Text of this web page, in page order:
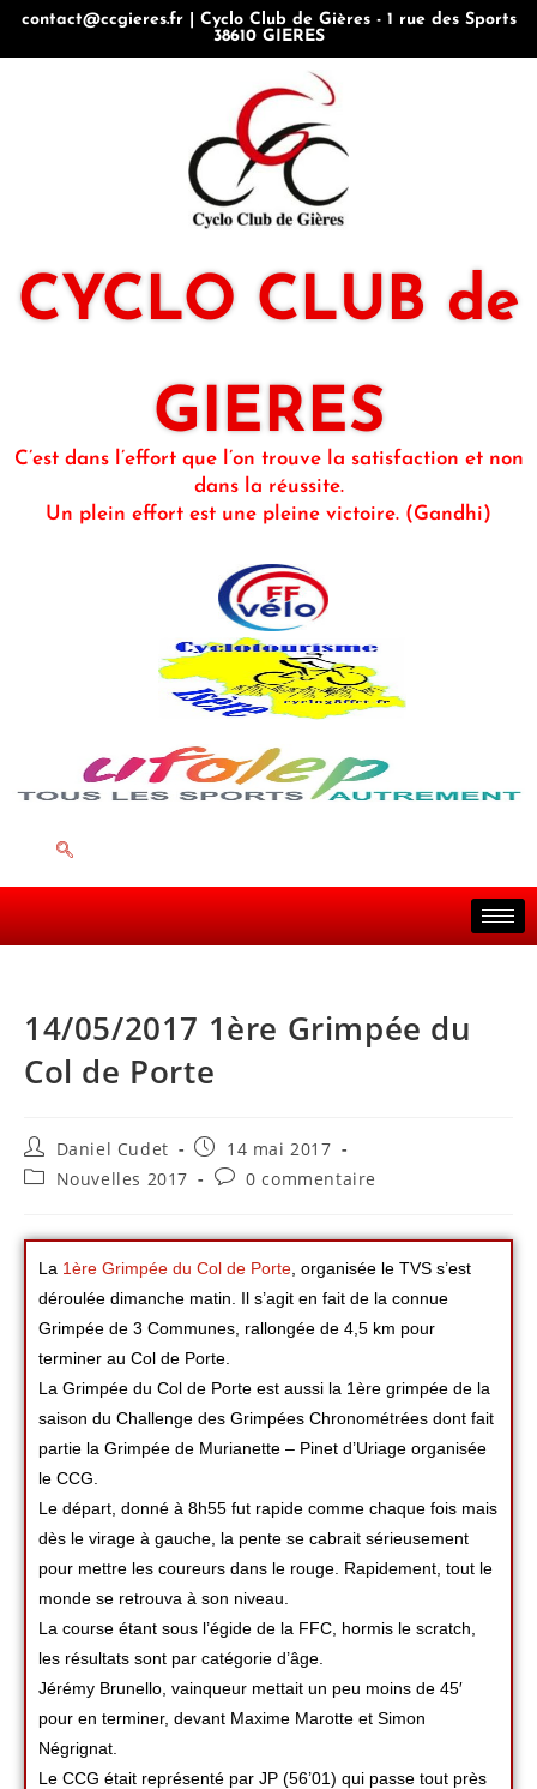
contact@ccgieres.fr | Cyclo Club de Gières - 1 rue des Sports
38610 GIERES
CYCLO CLUB de
GIERES
C’est dans l’effort que l’on trouve la satisfaction et non
dans la réussite.
Un plein effort est une pleine victoire. (Gandhi)
14/05/2017 1ère Grimpée du
Col de Porte
Daniel Cudet
14 mai 2017
Nouvelles 2017
0 commentaire
La 1ère Grimpée du Col de Porte , organisée le TVS s’est
déroulée dimanche matin. Il s’agit en fait de la connue
Grimpée de 3 Communes, rallongée de 4,5 km pour
terminer au Col de Porte.
La Grimpée du Col de Porte est aussi la 1ère grimpée de la
saison du Challenge des Grimpées Chronométrées dont fait
partie la Grimpée de Murianette – Pinet d’Uriage organisée
le CCG.
Le départ, donné à 8h55 fut rapide comme chaque fois mais
dès le virage à gauche, la pente se cabrait sérieusement
pour mettre les coureurs dans le rouge. Rapidement, tout le
monde se retrouva à son niveau.
La course étant sous l’égide de la FFC, hormis le scratch,
les résultats sont par catégorie d’âge.
Jérémy Brunello, vainqueur mettait un peu moins de 45′
pour en terminer, devant Maxime Marotte et Simon
Négrignat.
Le CCG était représenté par JP (56’01) qui passe tout près